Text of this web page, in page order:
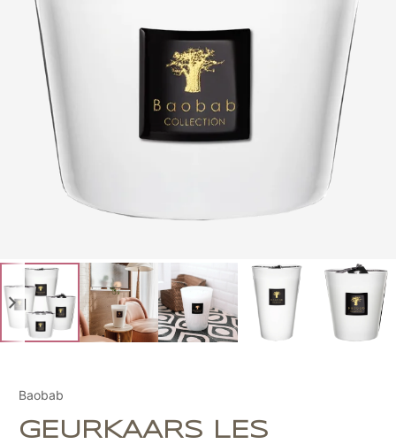
Baobab
GEURKAARS LES